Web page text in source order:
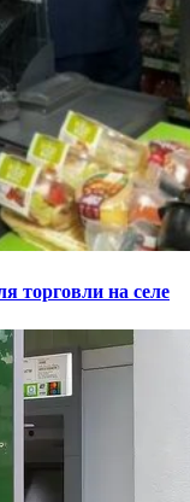
торговли на селе